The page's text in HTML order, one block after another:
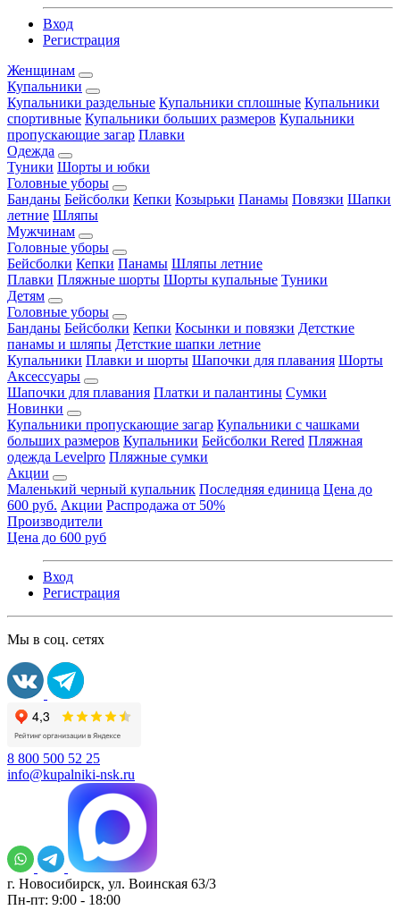
Вход
Регистрация
Женщинам
Купальники
Купальники раздельные Купальники сплошные Купальники
спортивные Купальники больших размеров Купальники
пропускающие загар Плавки
Одежда
Туники Шорты и юбки
Головные уборы
Банданы Бейсболки Кепки Козырьки Панамы Повязки Шапки
летние Шляпы
Мужчинам
Головные уборы
Бейсболки Кепки Панамы Шляпы летние
Плавки Пляжные шорты Шорты купальные Туники
Детям
Головные уборы
Банданы Бейсболки Кепки Косынки и повязки Детсткие
панамы и шляпы Детсткие шапки летние
Купальники Плавки и шорты Шапочки для плавания Шорты
Аксессуары
Шапочки для плавания Платки и палантины Сумки
Новинки
Купальники пропускающие загар Купальники с чашками
больших размеров Купальники Бейсболки Rered Пляжная
одежда Levelpro Пляжные сумки
Акции
Маленький черный купальник Последняя единица Цена до
600 руб. Акции Распродажа от 50%
Производители
Цена до 600 руб
Вход
Регистрация
Мы в соц. сетях
8 800 500 52 25
info@kupalniki-nsk.ru
г. Новосибирск, ул. Воинская 63/3
Пн-пт: 9:00 - 18:00